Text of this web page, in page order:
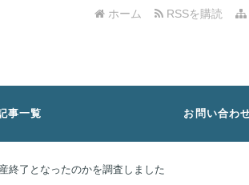
RSSを購読
ホーム
事一覧 お問い合わ
終了となったのかを調査しました